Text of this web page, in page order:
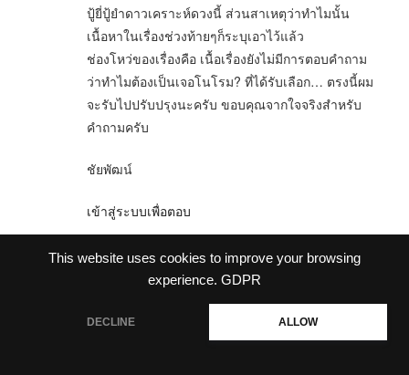
This website uses cookies to improve your browsing
experience. GDPR
DECLINE ALLOW
ปู้ยี่ปู้ยำดาวเคราะห์ดวงนี้ ส่วนสาเหตุว่าทำไมนั้น
เนื้อหาในเรื่องช่วงท้ายๆก็ระบุเอาไว้แล้ว
ช่องโหว่ของเรื่องคือ เนื้อเรื่องยังไม่มีการตอบคำถาม
ว่าทำไมต้องเป็นเจอโนโรม? ที่ได้รับเลือก… ตรงนี้ผม
จะรับไปปรับปรุงนะครับ ขอบคุณจากใจจริงสำหรับ
คำถามครับ
ชัยพัฒน์
เข้าสู่ระบบเพื่อตอบ